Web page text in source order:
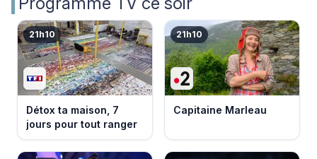
21h10
Détox ta maison, 7
jours pour tout ranger
21h10
Capitaine Marleau